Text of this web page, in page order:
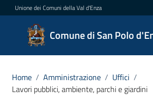
Vai al contenuto
Vai alla navigazione
Vai al footer
Unione dei Comuni della Val d'Enza
Comune di San Polo
Comune
di San
d'Enza
Home / Amministrazione / Uffici /
Lavori pubblici, ambiente, parchi e giardini